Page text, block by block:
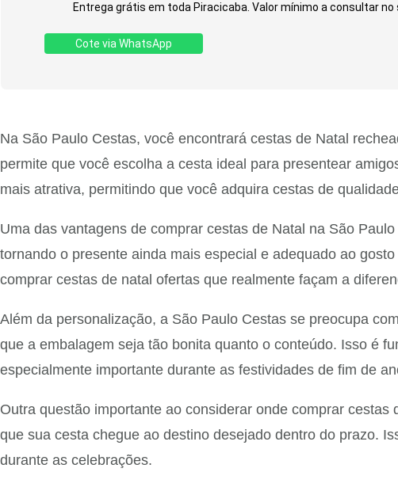
Entrega grátis em toda Piracicaba. Valor mínimo a consultar
Cote via WhatsApp
Na São Paulo Cestas, você encontrará cestas de Natal
permite que você escolha a cesta ideal para presentear
mais atrativa, permitindo que você adquira cestas de
Uma das vantagens de comprar cestas de Natal na São
tornando o presente ainda mais especial e adequado ao
comprar cestas de natal ofertas que realmente façam a
Além da personalização, a São Paulo Cestas se preocupa
que a embalagem seja tão bonita quanto o conteúdo. Isso é
especialmente importante durante as festividades de fim de
Outra questão importante ao considerar onde comprar
que sua cesta chegue ao destino desejado dentro do prazo.
durante as celebrações.